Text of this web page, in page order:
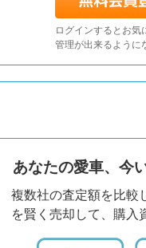
ログインするとお気
管理が出来るように
あなたの愛車、今
複数社の査定額を比較
を賢く売却して、購入